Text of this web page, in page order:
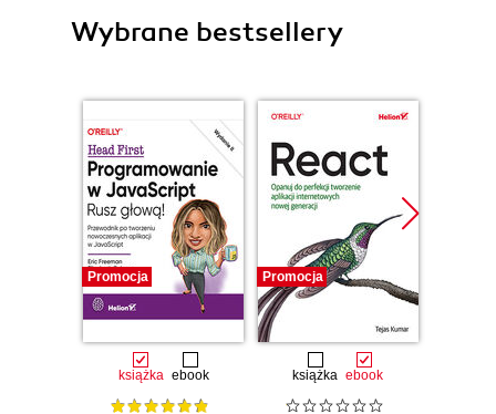
Wybrane bestsellery
Promocja
książka ebook
Promocja
książka ebook